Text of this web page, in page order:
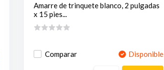
Amarre de trinquete blanco, 2 pulgadas
x 15 pies...
Comparar Disponible